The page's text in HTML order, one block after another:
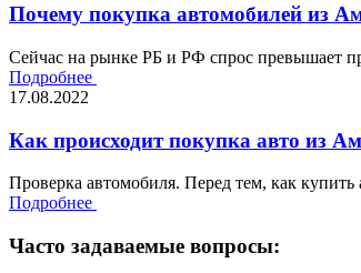
Почему покупка автомобилей из
Сейчас на рынке РБ и РФ спрос превышает
Подробнее
17.08.2022
Как происходит покупка авто из
Проверка автомобиля. Перед тем, как
Подробнее
Часто задаваемые вопросы: